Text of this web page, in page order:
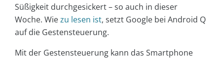
Süßigkeit durchgesickert – so auch in dieser
Woche. Wiezu lesen ist, setzt Google bei Android Q
auf die Gestensteuerung.
Mit der Gestensteuerung kann das Smartphone